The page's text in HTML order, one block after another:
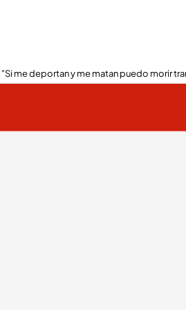
me deportan y me matan puedo morir